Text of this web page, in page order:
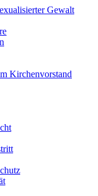
Gewalt
Kirchenvorstand